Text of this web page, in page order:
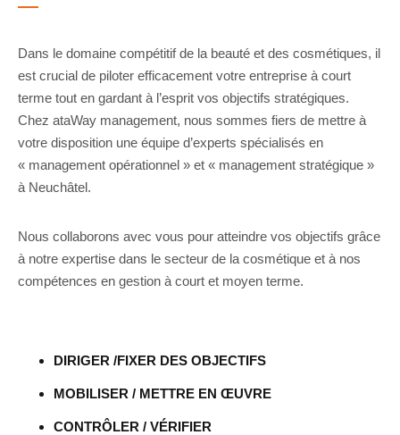
Dans le domaine compétitif de la beauté et des cosmétiques, il
est crucial de piloter efficacement votre entreprise à court
terme tout en gardant à l’esprit vos objectifs stratégiques.
Chez ataWay management, nous sommes fiers de mettre à
votre disposition une équipe d’experts spécialisés en
« management opérationnel » et « management stratégique »
à Neuchâtel.
Nous collaborons avec vous pour atteindre vos objectifs grâce
à notre expertise dans le secteur de la cosmétique et à nos
compétences en gestion à court et moyen terme.
DIRIGER /FIXER DES OBJECTIFS
MOBILISER / METTRE EN ŒUVRE
CONTRÔLER / VÉRIFIER